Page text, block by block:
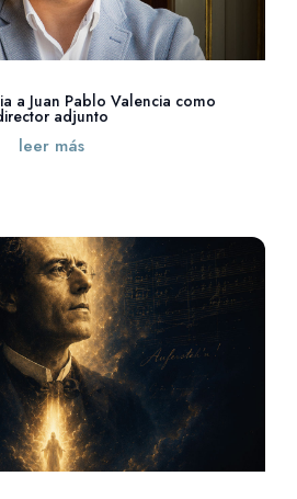
a Juan Pablo Valencia como
adjunto
leer más